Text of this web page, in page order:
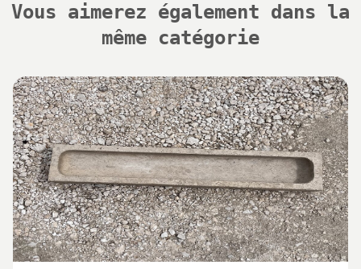
Vous aimerez également dans la
même catégorie